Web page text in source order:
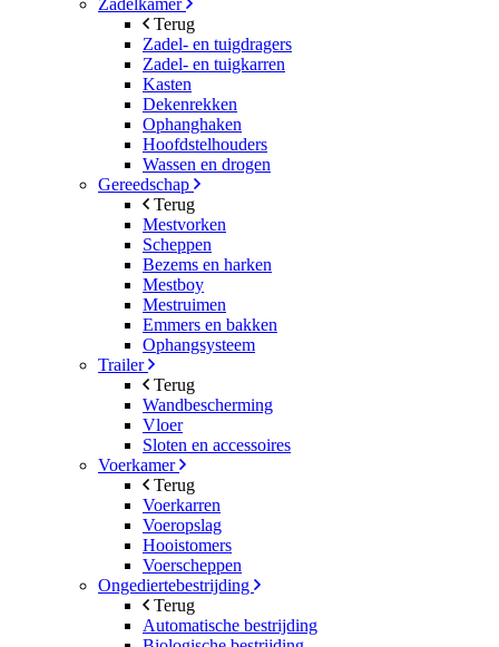
Zadelkamer
Terug
Zadel- en tuigdragers
Zadel- en tuigkarren
Kasten
Dekenrekken
Ophanghaken
Hoofdstelhouders
Wassen en drogen
Gereedschap
Terug
Mestvorken
Scheppen
Bezems en harken
Mestboy
Mestruimen
Emmers en bakken
Ophangsysteem
Trailer
Terug
Wandbescherming
Vloer
Sloten en accessoires
Voerkamer
Terug
Voerkarren
Voeropslag
Hooistomers
Voerscheppen
Ongediertebestrijding
Terug
Automatische bestrijding